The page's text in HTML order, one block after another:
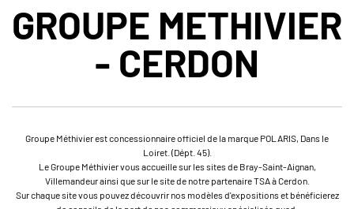
GROUPE METHIVIER
- CERDON
Groupe Méthivier est concessionnaire officiel de la marque POLARIS, Dans le
Loiret. (Dépt. 45).
Le Groupe Méthivier vous accueille sur les sites de Bray-Saint-Aignan,
Villemandeur ainsi que sur le site de notre partenaire TSA à Cerdon.
Sur chaque site vous pouvez découvrir nos modèles d'expositions et bénéficierez